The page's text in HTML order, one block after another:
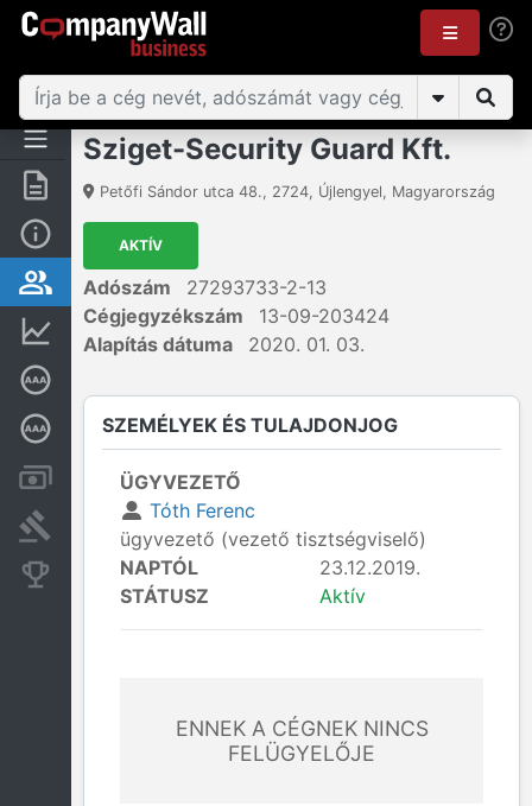
Összegzés
Alap információk
Személyek és tulajdonjog
Pénzügyi információk
Mélyreható hitelminősítés
Számlák és zárolások
Bírósági eljárások
Konkurens cégek
Sziget-Security Guard Kft.
Petőfi Sándor utca 48., 2724, Újlengyel, Magyarország
AKTÍV
Adószám
27293733-2-13
Cégjegyzékszám
13-09-203424
Alapítás dátuma
2020. 01. 03.
SZEMÉLYEK ÉS TULAJDONJOG
ÜGYVEZETŐ
Tóth Ferenc
ügyvezető (vezető tisztségviselő)
NAPTÓL
23.12.2019.
STÁTUSZ
Aktív
ENNEK A CÉGNEK NINCS
FELÜGYELŐJE